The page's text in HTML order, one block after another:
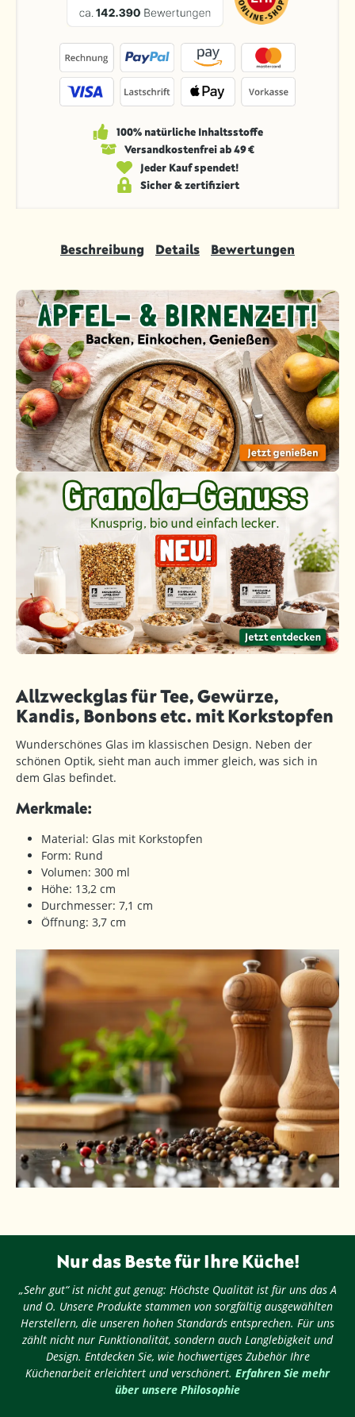
100% natürliche Inhaltsstoffe
Versandkosten­frei ab 49 €
Jeder Kauf spendet!
Sicher & zertifiziert
Beschreibung Details Bewertungen
Allzweckglas für Tee, Gewürze,
Kandis, Bonbons etc. mit Korkstopfen
Wunderschönes Glas im klassischen Design. Neben der
schönen Optik, sieht man auch immer gleich, was sich in
dem Glas befindet.
Merkmale:
Material: Glas mit Korkstopfen
Form: Rund
Volumen: 300 ml
Höhe: 13,2 cm
Durchmesser: 7,1 cm
Öffnung: 3,7 cm
Nur das Beste für Ihre Küche!
„Sehr gut“ ist nicht gut genug: Höchste Qualität ist für uns das A
und O. Unsere Produkte stammen von sorgfältig ausgewählten
Herstellern, die unseren hohen Standards entsprechen. Für uns
zählt nicht nur Funktionalität, sondern auch Langlebigkeit und
Design. Entdecken Sie, wie hochwertiges Zubehör Ihre
Küchenarbeit erleichtert und verschönert. Erfahren Sie mehr
über unsere Philosophie